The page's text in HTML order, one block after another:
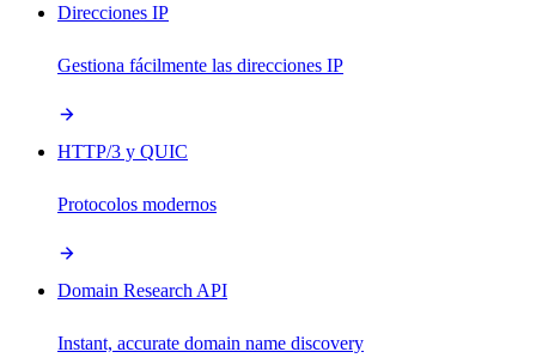
Direcciones IP
Gestiona fácilmente las direcciones IP
HTTP/3 y QUIC
Protocolos modernos
Domain Research API
Instant, accurate domain name discovery